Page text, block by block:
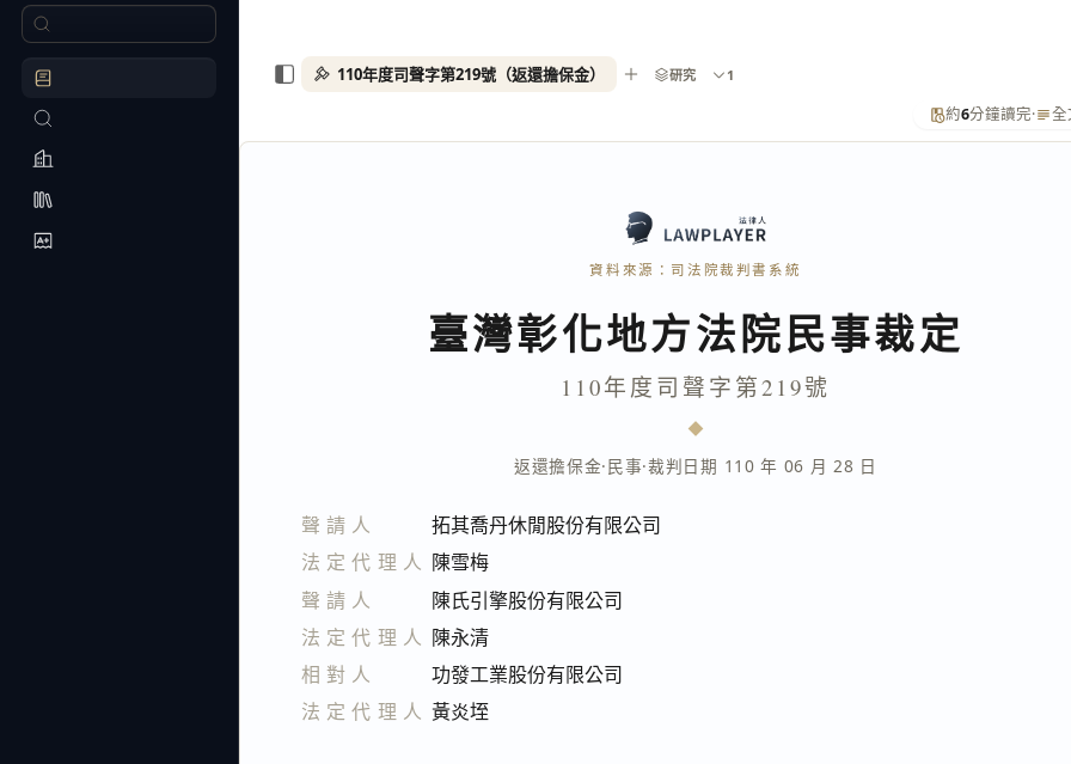
約6分鐘讀完· 全
資料來源：司法院裁判書系統
臺灣彰化地方法院民事裁定
110年度司聲字第219號
返還擔保金·民事·裁判日期 110 年 06 月 28 日
聲請人
拓其喬丹休閒股份有限公司
法定代理人 陳雪梅
聲請人
陳氏引擎股份有限公司
法定代理人 陳永清
相對人
功發工業股份有限公司
法定代理人 黃炎垤
110年度司聲字第219號（返還擔保金） 研究 1